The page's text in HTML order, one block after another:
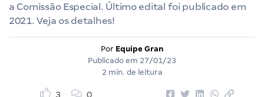
a Comissão Especial. Último edital foi publicado em
2021. Veja os detalhes!
Por Equipe Gran
Publicado em 27/01/23
2 min. de leitura
3 0